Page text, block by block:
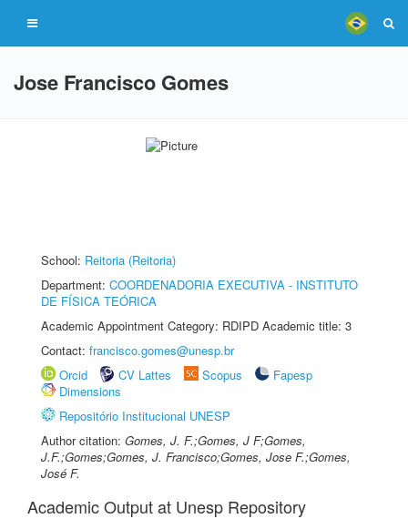
Jose Francisco Gomes
School: Reitoria (Reitoria)
Department: COORDENADORIA EXECUTIVA - INSTITUTO
DE FÍSICA TEÓRICA
Academic Appointment Category: RDIPD Academic title: 3
Contact: francisco.gomes@unesp.br
Orcid
CV Lattes Scopus
Fapesp
Dimensions
Repositório Institucional UNESP
Author citation: Gomes, J. F.;Gomes, J F;Gomes,
J.F.;Gomes;Gomes, J. Francisco;Gomes, Jose F.;Gomes,
José F.
Academic Output at Unesp Repository